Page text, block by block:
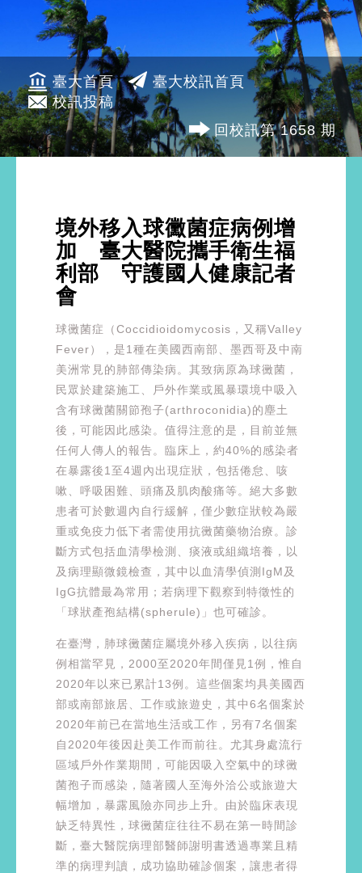
臺大首頁
臺大校訊首頁
校訊投稿
回校訊第 1658 期
境外移入球黴菌症病例增
加 臺大醫院攜手衛生福
利部 守護國人健康記者
會
球黴菌症（Coccidioidomycosis，又稱Valley
Fever），是1種在美國西南部、墨西哥及中南
美洲常見的肺部傳染病。其致病原為球黴菌，
民眾於建築施工、戶外作業或風暴環境中吸入
含有球黴菌關節孢子(arthroconidia)的塵土
後，可能因此感染。值得注意的是，目前並無
任何人傳人的報告。臨床上，約40%的感染者
在暴露後1至4週內出現症狀，包括倦怠、咳
嗽、呼吸困難、頭痛及肌肉酸痛等。絕大多數
患者可於數週內自行緩解，僅少數症狀較為嚴
重或免疫力低下者需使用抗黴菌藥物治療。診
斷方式包括血清學檢測、痰液或組織培養，以
及病理顯微鏡檢查，其中以血清學偵測IgM及
IgG抗體最為常用；若病理下觀察到特徵性的
「球狀產孢結構(spherule)」也可確診。
在臺灣，肺球黴菌症屬境外移入疾病，以往病
例相當罕見，2000至2020年間僅見1例，惟自
2020年以來已累計13例。這些個案均具美國西
部或南部旅居、工作或旅遊史，其中6名個案於
2020年前已在當地生活或工作，另有7名個案
自2020年後因赴美工作而前往。尤其身處流行
區域戶外作業期間，可能因吸入空氣中的球黴
菌孢子而感染，隨著國人至海外洽公或旅遊大
幅增加，暴露風險亦同步上升。由於臨床表現
缺乏特異性，球黴菌症往往不易在第一時間診
斷，臺大醫院病理部醫師謝明書透過專業且精
準的病理判讀，成功協助確診個案，讓患者得